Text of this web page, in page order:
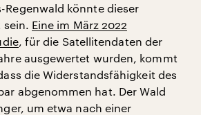
Regenwald könnte dieser
sein. Eine im März 2022
, für die Satellitendaten der
ausgewertet wurden, kommt
die Widerstandsfähigkeit des
abgenommen hat. Der Wald
um etwa nach einer